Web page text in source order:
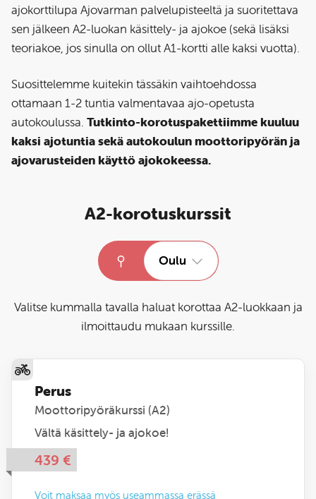
ajokorttilupa Ajovarman palvelupisteeltä ja suoritettava
sen jälkeen A2-luokan käsittely- ja ajokoe (sekä lisäksi
teoriakoe, jos sinulla on ollut A1-kortti alle kaksi vuotta).
Suosittelemme kuitekin tässäkin vaihtoehdossa
ottamaan 1-2 tuntia valmentavaa ajo-opetusta
autokoulussa. Tutkinto-korotuspakettiimme kuuluu
kaksi ajotuntia sekä autokoulun moottoripyörän ja
ajovarusteiden käyttö ajokokeessa.
A2-korotuskurssit
Oulu
Valitse kummalla tavalla haluat korottaa A2-luokkaan ja
ilmoittaudu mukaan kurssille.
Perus
Moottoripyöräkurssi (A2)
Vältä käsittely- ja ajokoe!
439 €
Voit maksaa myös useammassa erässä